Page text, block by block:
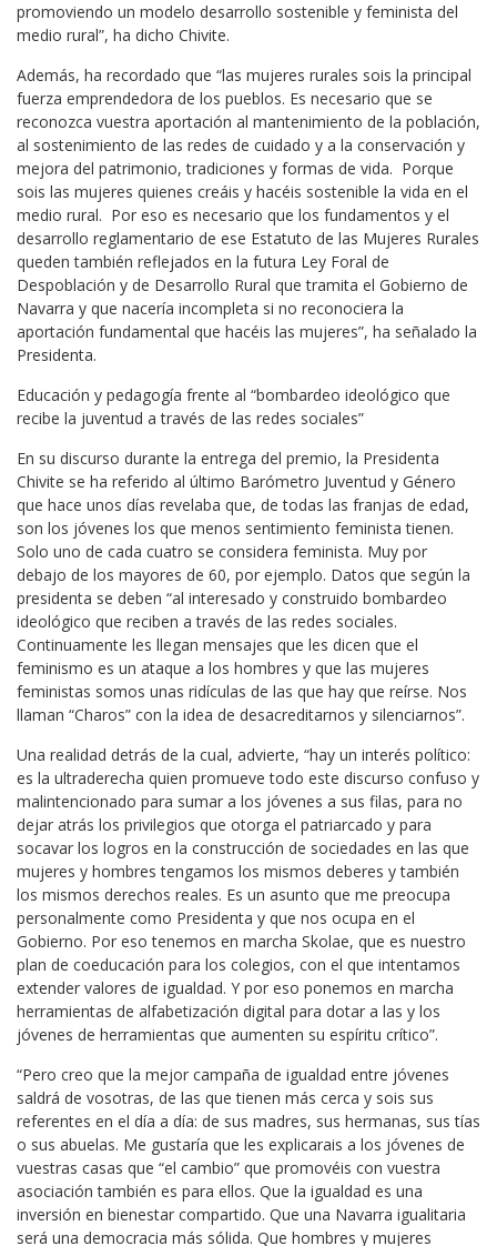
promoviendo un modelo desarrollo sostenible y feminista del
medio rural”, ha dicho Chivite.
Además, ha recordado que “las mujeres rurales sois la principal
fuerza emprendedora de los pueblos. Es necesario que se
reconozca vuestra aportación al mantenimiento de la población,
al sostenimiento de las redes de cuidado y a la conservación y
mejora del patrimonio, tradiciones y formas de vida. Porque
sois las mujeres quienes creáis y hacéis sostenible la vida en el
medio rural. Por eso es necesario que los fundamentos y el
desarrollo reglamentario de ese Estatuto de las Mujeres Rurales
queden también reflejados en la futura Ley Foral de
Despoblación y de Desarrollo Rural que tramita el Gobierno de
Navarra y que nacería incompleta si no reconociera la
aportación fundamental que hacéis las mujeres”, ha señalado la
Presidenta.
Educación y pedagogía frente al “bombardeo ideológico que
recibe la juventud a través de las redes sociales”
En su discurso durante la entrega del premio, la Presidenta
Chivite se ha referido al último Barómetro Juventud y Género
que hace unos días revelaba que, de todas las franjas de edad,
son los jóvenes los que menos sentimiento feminista tienen.
Solo uno de cada cuatro se considera feminista. Muy por
debajo de los mayores de 60, por ejemplo. Datos que según la
presidenta se deben “al interesado y construido bombardeo
ideológico que reciben a través de las redes sociales.
Continuamente les llegan mensajes que les dicen que el
feminismo es un ataque a los hombres y que las mujeres
feministas somos unas ridículas de las que hay que reírse. Nos
llaman “Charos” con la idea de desacreditarnos y silenciarnos”.
Una realidad detrás de la cual, advierte, “hay un interés político:
es la ultraderecha quien promueve todo este discurso confuso y
malintencionado para sumar a los jóvenes a sus filas, para no
dejar atrás los privilegios que otorga el patriarcado y para
socavar los logros en la construcción de sociedades en las que
mujeres y hombres tengamos los mismos deberes y también
los mismos derechos reales. Es un asunto que me preocupa
personalmente como Presidenta y que nos ocupa en el
Gobierno. Por eso tenemos en marcha Skolae, que es nuestro
plan de coeducación para los colegios, con el que intentamos
extender valores de igualdad. Y por eso ponemos en marcha
herramientas de alfabetización digital para dotar a las y los
jóvenes de herramientas que aumenten su espíritu crítico”.
“Pero creo que la mejor campaña de igualdad entre jóvenes
saldrá de vosotras, de las que tienen más cerca y sois sus
referentes en el día a día: de sus madres, sus hermanas, sus tías
o sus abuelas. Me gustaría que les explicarais a los jóvenes de
vuestras casas que “el cambio” que promovéis con vuestra
asociación también es para ellos. Que la igualdad es una
inversión en bienestar compartido. Que una Navarra igualitaria
será una democracia más sólida. Que hombres y mujeres